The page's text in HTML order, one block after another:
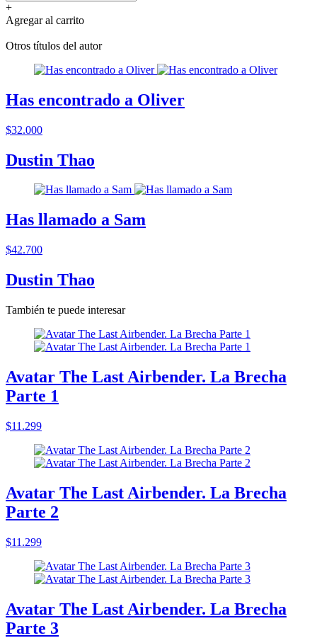
+
Agregar al carrito
Otros títulos del autor
Has encontrado a Oliver
$32.000
Dustin Thao
Has llamado a Sam
$42.700
Dustin Thao
También te puede interesar
Avatar The Last Airbender. La Brecha
Parte 1
$11.299
Avatar The Last Airbender. La Brecha
Parte 2
$11.299
Avatar The Last Airbender. La Brecha
Parte 3